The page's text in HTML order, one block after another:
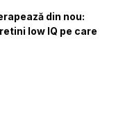
din nou:
low IQ pe care